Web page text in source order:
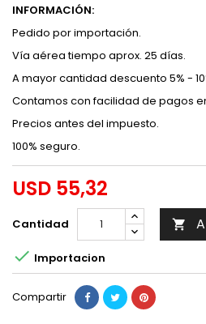
INFORMACIÓN:
Pedido por importación.
Vía aérea tiempo aprox. 25 días.
A mayor cantidad descuento 5% -
Contamos con facilidad de pagos
Precios antes del impuesto.
100% seguro.
USD 55,32
Cantidad 
 Importacion
Compartir